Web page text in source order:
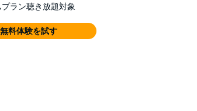
ラン聴き放題対象
無料体験を試す